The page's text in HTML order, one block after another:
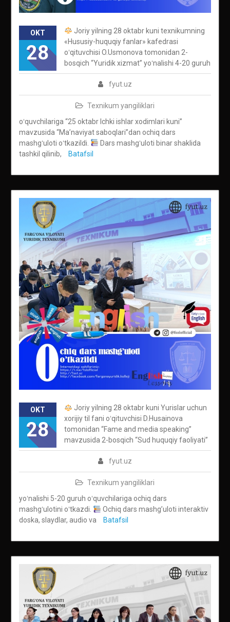
OKT
28
fyut.uz
Texnikum yangiliklari
Joriy yilning 28 oktabr kuni texnikumning
«Hususiy-huquqiy fanlar» kafedrasi
oʻqituvchisi O.Usmonova tomonidan 2-
bosqich “Yuridik xizmat” yoʻnalishi 4-20 guruh
oʻquvchilariga “25 oktabr Ichki ishlar xodimlari kuni”
mavzusida “Maʼnaviyat saboqlari”dan ochiq dars
mashgʻuloti oʻtkazildi.
Dars mashgʻuloti binar shaklida
tashkil qilinib,
Batafsil
OKT
28
fyut.uz
Texnikum yangiliklari
Joriy yilning 28 oktabr kuni Yurislar uchun
xorijiy til fani oʻqituvchisi D.Husainova
tomonidan “Fame and media speaking”
mavzusida 2-bosqich “Sud huquqiy faoliyati”
yoʻnalishi 5-20 guruh oʻquvchilariga ochiq dars
mashgʻulotini oʻtkazdi.
Ochiq dars mashg’uloti interaktiv
doska, slaydlar, audio va
Batafsil